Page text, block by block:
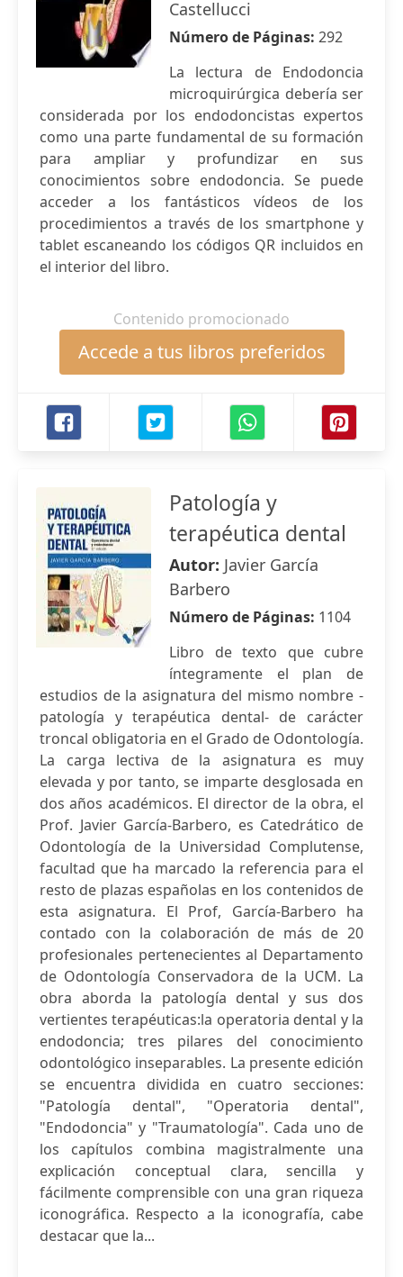
Castellucci
Número de Páginas: 292
La lectura de Endodoncia
microquirúrgica debería ser
considerada por los endodoncistas expertos
como una parte fundamental de su formación
para ampliar y profundizar en sus
conocimientos sobre endodoncia. Se puede
acceder a los fantásticos vídeos de los
procedimientos a través de los smartphone y
tablet escaneando los códigos QR incluidos en
el interior del libro.
Contenido promocionado
Accede a tus libros preferidos
Patología y
terapéutica dental
Autor: Javier García
Barbero
Número de Páginas: 1104
Libro de texto que cubre
íntegramente el plan de
estudios de la asignatura del mismo nombre -
patología y terapéutica dental- de carácter
troncal obligatoria en el Grado de Odontología.
La carga lectiva de la asignatura es muy
elevada y por tanto, se imparte desglosada en
dos años académicos. El director de la obra, el
Prof. Javier García-Barbero, es Catedrático de
Odontología de la Universidad Complutense,
facultad que ha marcado la referencia para el
resto de plazas españolas en los contenidos de
esta asignatura. El Prof, García-Barbero ha
contado con la colaboración de más de 20
profesionales pertenecientes al Departamento
de Odontología Conservadora de la UCM. La
obra aborda la patología dental y sus dos
vertientes terapéuticas:la operatoria dental y la
endodoncia; tres pilares del conocimiento
odontológico inseparables. La presente edición
se encuentra dividida en cuatro secciones:
"Patología dental", "Operatoria dental",
"Endodoncia" y "Traumatología". Cada uno de
los capítulos combina magistralmente una
explicación conceptual clara, sencilla y
fácilmente comprensible con una gran riqueza
iconográfica. Respecto a la iconografía, cabe
destacar que la...